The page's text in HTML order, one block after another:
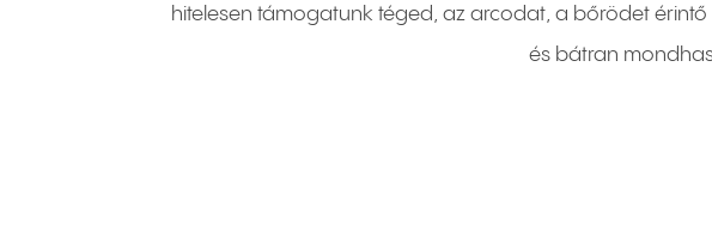
hitelesen támogatunk téged, az arcodat, a bőrödet
és bátran